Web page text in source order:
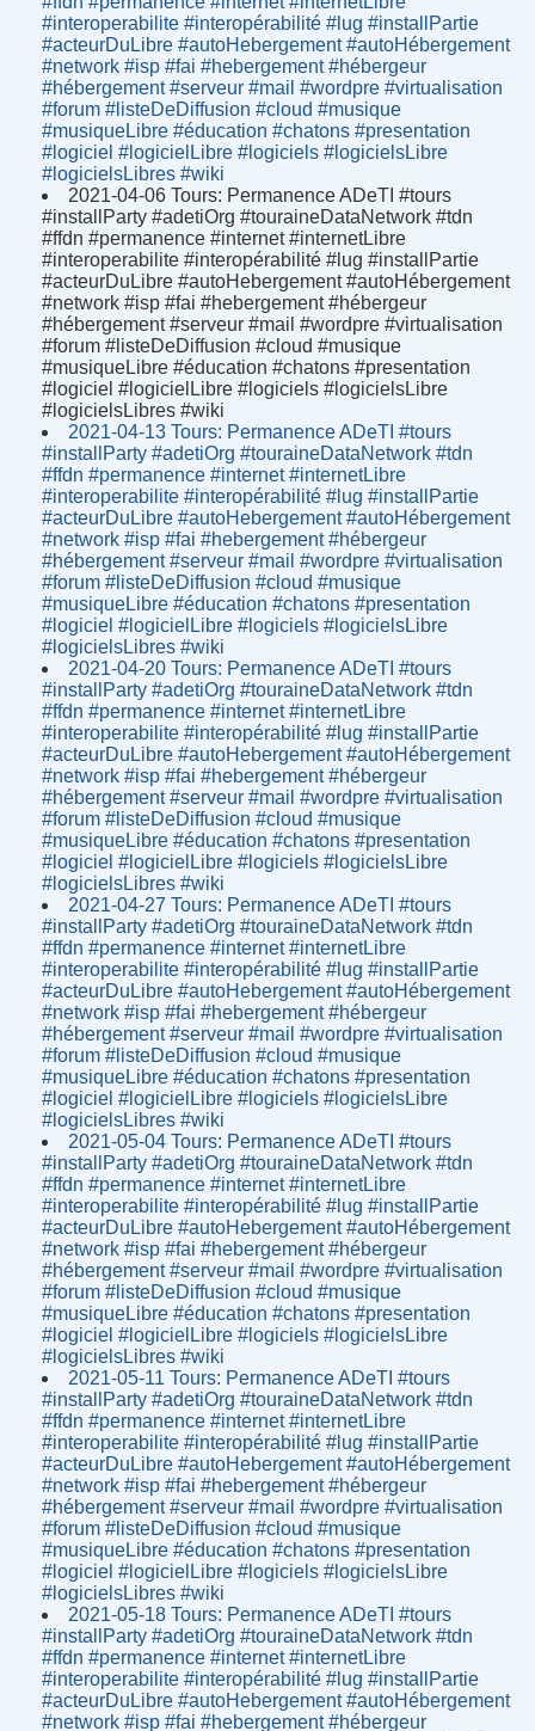
#interoperabilite #interopérabilité #lug #installPartie
#acteurDuLibre #autoHebergement #autoHébergement
#network #isp #fai #hebergement #hébergeur
#hébergement #serveur #mail #wordpre #virtualisation
#forum #listeDeDiffusion #cloud #musique
#musiqueLibre #éducation #chatons #presentation
#logiciel #logicielLibre #logiciels #logicielsLibre
#logicielsLibres #wiki
2021-04-06 Tours: Permanence ADeTI #tours
#installParty #adetiOrg #touraineDataNetwork #tdn
#ffdn #permanence #internet #internetLibre
#interoperabilite #interopérabilité #lug #installPartie
#acteurDuLibre #autoHebergement #autoHébergement
#network #isp #fai #hebergement #hébergeur
#hébergement #serveur #mail #wordpre #virtualisation
#forum #listeDeDiffusion #cloud #musique
#musiqueLibre #éducation #chatons #presentation
#logiciel #logicielLibre #logiciels #logicielsLibre
#logicielsLibres #wiki
2021-04-13 Tours: Permanence ADeTI #tours
#installParty #adetiOrg #touraineDataNetwork #tdn
#ffdn #permanence #internet #internetLibre
#interoperabilite #interopérabilité #lug #installPartie
#acteurDuLibre #autoHebergement #autoHébergement
#network #isp #fai #hebergement #hébergeur
#hébergement #serveur #mail #wordpre #virtualisation
#forum #listeDeDiffusion #cloud #musique
#musiqueLibre #éducation #chatons #presentation
#logiciel #logicielLibre #logiciels #logicielsLibre
#logicielsLibres #wiki
2021-04-20 Tours: Permanence ADeTI #tours
#installParty #adetiOrg #touraineDataNetwork #tdn
#ffdn #permanence #internet #internetLibre
#interoperabilite #interopérabilité #lug #installPartie
#acteurDuLibre #autoHebergement #autoHébergement
#network #isp #fai #hebergement #hébergeur
#hébergement #serveur #mail #wordpre #virtualisation
#forum #listeDeDiffusion #cloud #musique
#musiqueLibre #éducation #chatons #presentation
#logiciel #logicielLibre #logiciels #logicielsLibre
#logicielsLibres #wiki
2021-04-27 Tours: Permanence ADeTI #tours
#installParty #adetiOrg #touraineDataNetwork #tdn
#ffdn #permanence #internet #internetLibre
#interoperabilite #interopérabilité #lug #installPartie
#acteurDuLibre #autoHebergement #autoHébergement
#network #isp #fai #hebergement #hébergeur
#hébergement #serveur #mail #wordpre #virtualisation
#forum #listeDeDiffusion #cloud #musique
#musiqueLibre #éducation #chatons #presentation
#logiciel #logicielLibre #logiciels #logicielsLibre
#logicielsLibres #wiki
2021-05-04 Tours: Permanence ADeTI #tours
#installParty #adetiOrg #touraineDataNetwork #tdn
#ffdn #permanence #internet #internetLibre
#interoperabilite #interopérabilité #lug #installPartie
#acteurDuLibre #autoHebergement #autoHébergement
#network #isp #fai #hebergement #hébergeur
#hébergement #serveur #mail #wordpre #virtualisation
#forum #listeDeDiffusion #cloud #musique
#musiqueLibre #éducation #chatons #presentation
#logiciel #logicielLibre #logiciels #logicielsLibre
#logicielsLibres #wiki
2021-05-11 Tours: Permanence ADeTI #tours
#installParty #adetiOrg #touraineDataNetwork #tdn
#ffdn #permanence #internet #internetLibre
#interoperabilite #interopérabilité #lug #installPartie
#acteurDuLibre #autoHebergement #autoHébergement
#network #isp #fai #hebergement #hébergeur
#hébergement #serveur #mail #wordpre #virtualisation
#forum #listeDeDiffusion #cloud #musique
#musiqueLibre #éducation #chatons #presentation
#logiciel #logicielLibre #logiciels #logicielsLibre
#logicielsLibres #wiki
2021-05-18 Tours: Permanence ADeTI #tours
#installParty #adetiOrg #touraineDataNetwork #tdn
#ffdn #permanence #internet #internetLibre
#interoperabilite #interopérabilité #lug #installPartie
#acteurDuLibre #autoHebergement #autoHébergement
#network #isp #fai #hebergement #hébergeur